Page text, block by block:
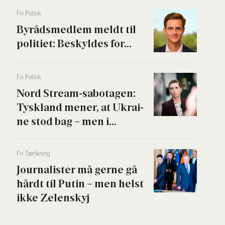
Fri Poli­tik
Byrå­ds­med­lem meldt til
poli­ti­et: Beskyl­des for...
Fri Poli­tik
Nord Stream-sabo­ta­gen:
Tys­kland mener, at Ukrai­
ne stod bag – men i...
Fri Tænk­ning
Jour­na­li­ster må ger­ne gå
hårdt til Putin – men helst
ikke Zelen­skyj